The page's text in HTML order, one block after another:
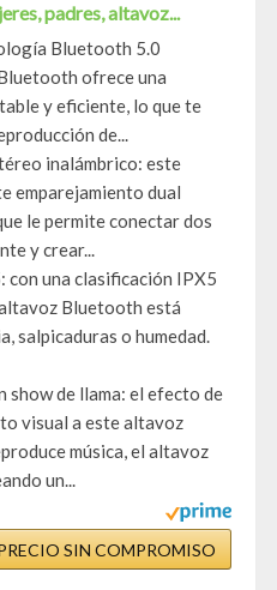
padres, altavoz...
Bluetooth 5.0
ofrece una
y eficiente, lo que te
de...
inalámbrico: este
emparejamiento dual
le permite conectar dos
y crear...
con una clasificación IPX5
Bluetooth está
salpicaduras o humedad.
de llama: el efecto de
visual a este altavoz
música, el altavoz
un...
SIN COMPROMISO